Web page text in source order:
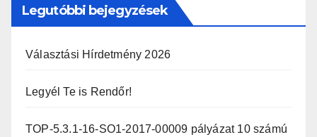
Legutóbbi bejegyzések
Választási Hírdetmény 2026
Legyél Te is Rendőr!
TOP-5.3.1-16-SO1-2017-00009 pályázat 10 számú